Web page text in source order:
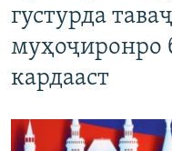
густурда
муҳоҷиронро
кардааст